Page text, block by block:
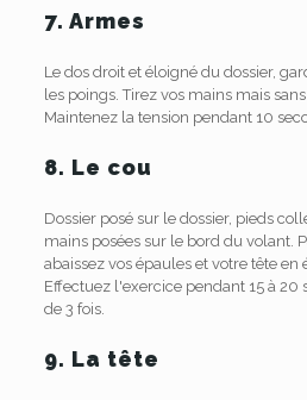
7. Armes
Le dos droit et éloigné du dossier,
les poings. Tirez vos mains mais
Maintenez la tension pendant 10
8. Le cou
Dossier posé sur le dossier, pieds
mains posées sur le bord du volant.
abaissez vos épaules et votre tête en
Effectuez l'exercice pendant 15 à 20
de 3 fois.
9. La tête